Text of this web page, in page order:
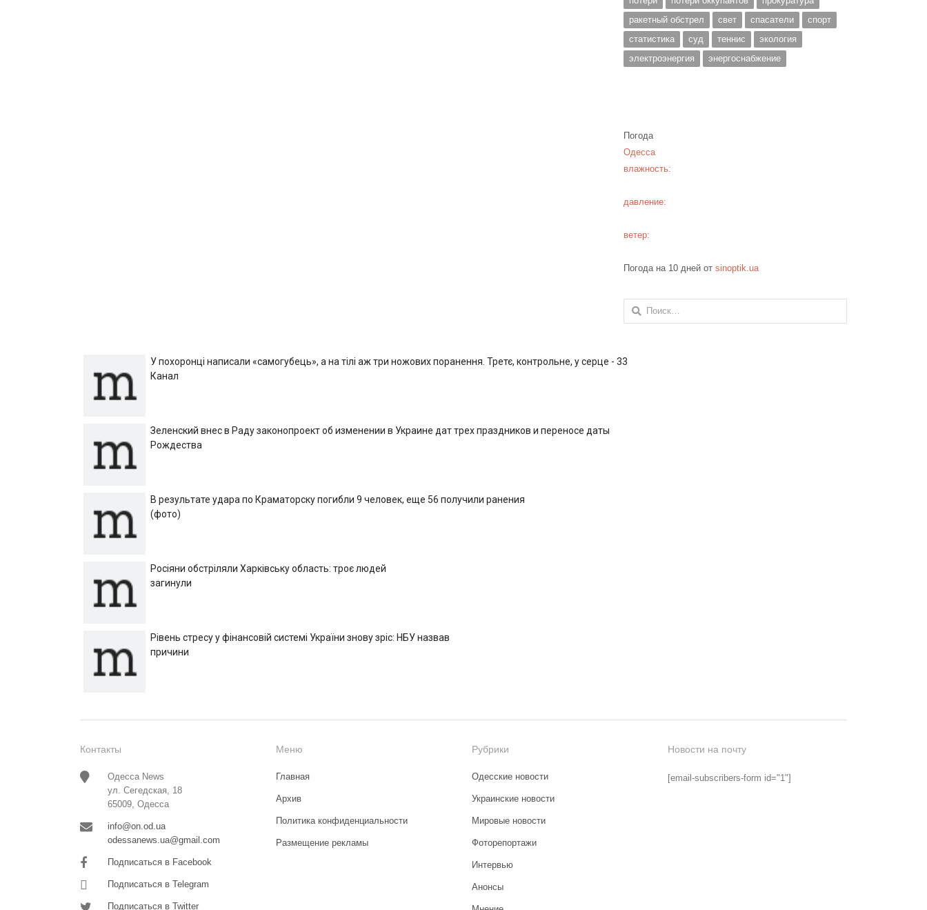
ракетный обстрел
свет спасатели
спорт
статистика
суд теннис
экология
электроэнергия
энергоснабжение
Погода
Одесса
влажность:
давление:
ветер:
Погода на 10 дней отsinoptik.ua
Найти:
У похоронці написали «самогубець», а на тілі аж три ножових поранення. Третє, контрольне, у серце - 33
Канал
Зеленский внес в Раду законопроект об изменении в Украине дат трех праздников и переносе даты
Рождества
В результате удара по Краматорску погибли 9 человек, еще 56 получили ранения
(фото)
Росіяни обстріляли Харківську область: троє людей
загинули
Рівень стресу у фінансовій системі України знову зріс: НБУ назвав
причини
Контакты
Одесса News
ул. Сегедская, 18
65009, Одесса
info@on.od.ua
odessanews.ua@gmail.com
Подписаться в Facebook
Подписаться в Telegram
Подписаться в Twitter
Меню
Главная
Архив
Политика конфиденциальности
Размещение рекламы
Рубрики
Одесские новости
Украинские новости
Мировые новости
Фоторепортажи
Интервью
Анонсы
Новости на почту
[email-subscribers-form id="1"]